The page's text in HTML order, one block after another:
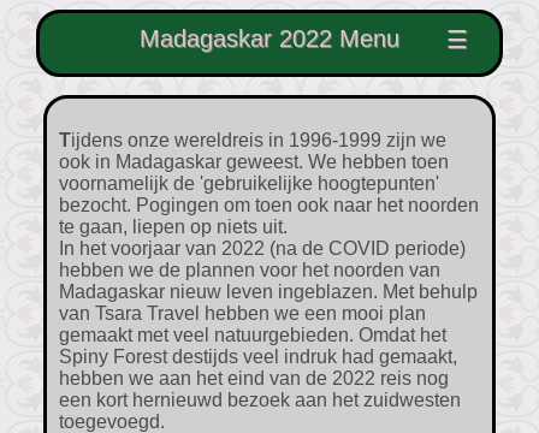
Madagaskar 2022 Menu ☰
Tijdens onze wereldreis in 1996-1999 zijn we
ook in Madagaskar geweest. We hebben toen
voornamelijk de 'gebruikelijke hoogtepunten'
bezocht. Pogingen om toen ook naar het noorden
te gaan, liepen op niets uit.
In het voorjaar van 2022 (na de COVID periode)
hebben we de plannen voor het noorden van
Madagaskar nieuw leven ingeblazen. Met behulp
van Tsara Travel hebben we een mooi plan
gemaakt met veel natuurgebieden. Omdat het
Spiny Forest destijds veel indruk had gemaakt,
hebben we aan het eind van de 2022 reis nog
een kort hernieuwd bezoek aan het zuidwesten
toegevoegd.